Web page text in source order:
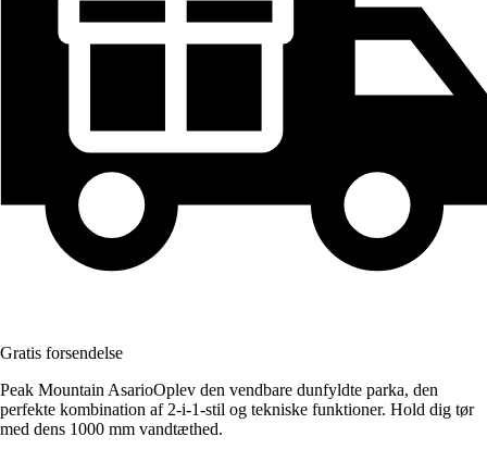
Gratis forsendelse
Peak Mountain AsarioOplev den vendbare dunfyldte parka, den
perfekte kombination af 2-i-1-stil og tekniske funktioner. Hold dig tør
med dens 1000 mm vandtæthed.